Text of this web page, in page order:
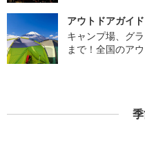
アウトドアガイド
キャンプ場、グ
まで！全国のア